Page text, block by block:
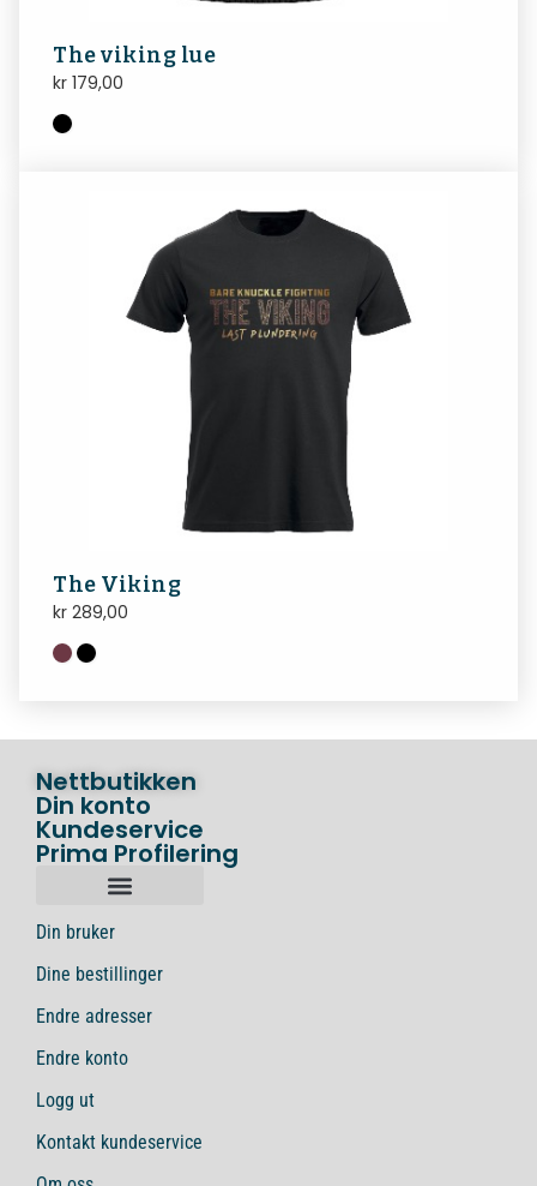
The viking lue
kr 179,00
The Viking
kr 289,00
Nettbutikken
Din konto
Kundeservice
Prima Profilering
Din bruker
Dine bestillinger
Endre adresser
Endre konto
Logg ut
Kontakt kundeservice